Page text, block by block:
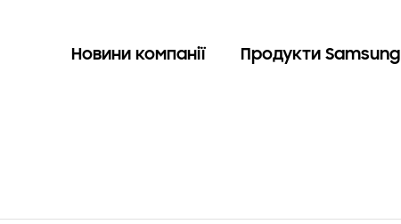
Новини компанії Продукти Samsung